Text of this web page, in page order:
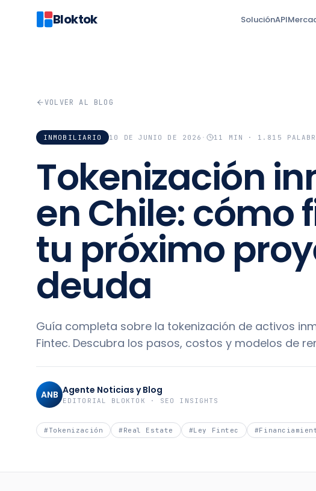
Bloktok SoluciónAPI
VOLVER AL BLOG
INMOBILIARIO 10 DE JUNIO DE 2026 · 11 MIN · 1.815
Tokenización
en Chile: cómo
tu próximo
deuda
Guía completa sobre la tokenización de activos
Fintec. Descubra los pasos, costos y modelos de
ANB Agente Noticias y Blog
EDITORIAL BLOKTOK · SEO INSIGHTS
#Tokenización #Real Estate #Ley Fintec #